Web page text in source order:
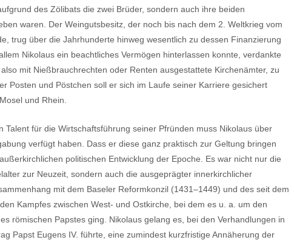
des Zölibats die zwei Brüder, sondern auch ihre beiden
waren. Der Weingutsbesitz, der noch bis nach dem 2. Weltkrieg vom
trug über die Jahrhunderte hinweg wesentlich zu dessen Finanzierung
Nikolaus ein beachtliches Vermögen hinterlassen konnte, verdankte
mit Nießbrauchrechten oder Renten ausgestattete Kirchenämter, zu
Posten und Pöstchen soll er sich im Laufe seiner Karriere gesichert
und Rhein.
Talent für die Wirtschaftsführung seiner Pfründen muss Nikolaus über
verfügt haben. Dass er diese ganz praktisch zur Geltung bringen
politischen Entwicklung der Epoche. Es war nicht nur die
zur Neuzeit, sondern auch die ausgeprägter innerkirchlicher
mit dem Baseler Reformkonzil (1431–1449) und des seit dem
Kampfes zwischen West- und Ostkirche, bei dem es u. a. um den
römischen Papstes ging. Nikolaus gelang es, bei den Verhandlungen in
Papst Eugens IV. führte, eine zumindest kurzfristige Annäherung der